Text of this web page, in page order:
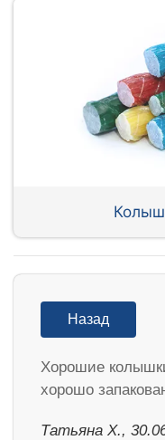
Назад
Хорошие
хорошо
Татьяна Х.,